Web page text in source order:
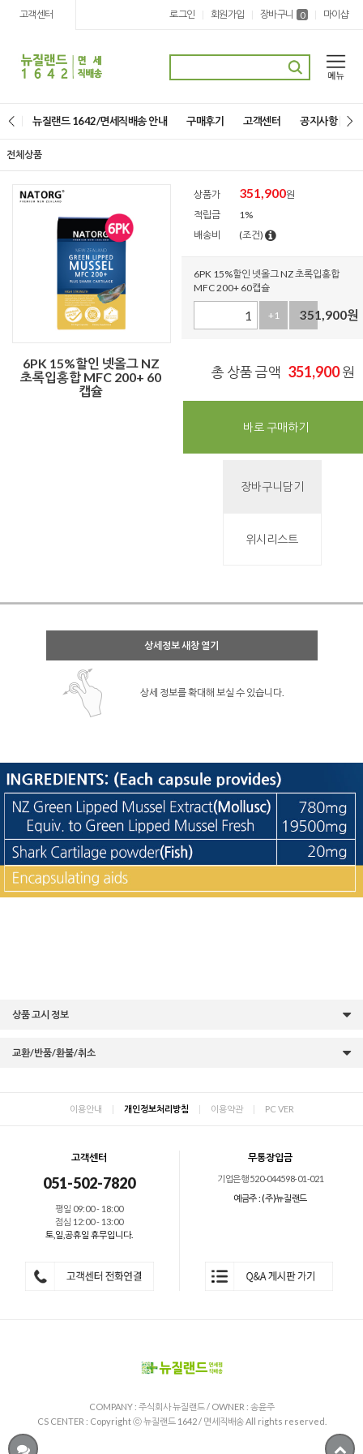
고객센터 로그인 | 회원가입 | 장바구니 0 | 마이샵
뉴질랜드 1642/면세직배송 안내 구매후기 고객센터 공지사항
전체상품
6PK 15%할인 넷올그 NZ
초록입홍합 MFC 200+ 60
캡슐
상품가 351,900원
적립금
1%
배송비
(조건)
6PK 15%할인 넷올그 NZ 초록입홍합
MFC 200+ 60캡슐
+1 -1
351,900원
총 상품 금액 351,900원
바로 구매하기
장바구니담기
위시리스트
상세정보 새창 열기
상세 정보를 확대해 보실 수 있습니다.
상품 고시 정보
교환/반품/환불/취소
이용안내 개인정보처리방침 이용약관 PC VER
고객센터
051-502-7820
평일 09:00 - 18:00
점심 12:00 - 13:00
토,일,공휴일 휴무입니다.
무통장입금
기업은행 520-044598-01-021
예금주 : (주)뉴질랜드
COMPANY : 주식회사 뉴질랜드 / OWNER : 송윤주
CS CENTER : Copyright ⓒ 뉴질랜드 1642 / 면세직배송 All rights reserved.